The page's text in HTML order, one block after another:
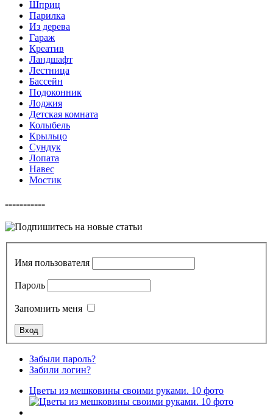
Шприц
Парилка
Из дерева
Гараж
Креатив
Ландшафт
Лестница
Бассейн
Подоконник
Лоджия
Детская комната
Колыбель
Крыльцо
Сундук
Лопата
Навес
Мостик
-----------
Имя пользователя
Пароль
Запомнить меня
Забыли пароль?
Забили логин?
Цветы из мешковины своими руками. 10 фото